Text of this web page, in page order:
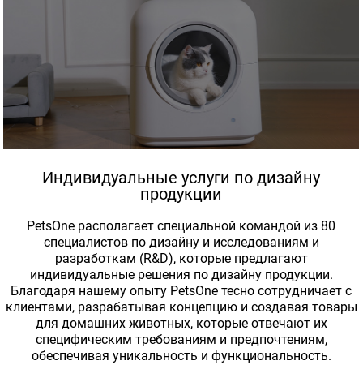
Индивидуальные услуги по дизайну
продукции
PetsOne располагает специальной командой из 80
специалистов по дизайну и исследованиям и
разработкам (R&D), которые предлагают
индивидуальные решения по дизайну продукции.
Благодаря нашему опыту PetsOne тесно сотрудничает с
клиентами, разрабатывая концепцию и создавая товары
для домашних животных, которые отвечают их
специфическим требованиям и предпочтениям,
обеспечивая уникальность и функциональность.